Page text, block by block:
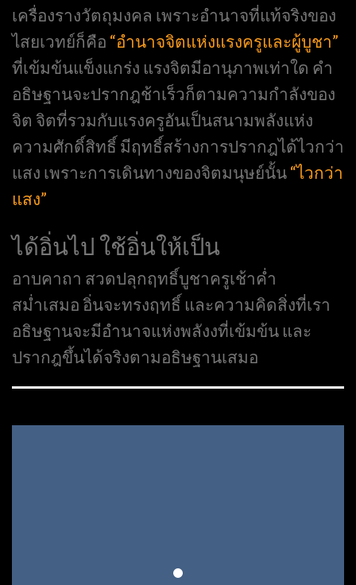
เครื่องรางวัตถุมงคล เพราะอำนาจที่แท้จริงของ
ไสยเวทย์ก็คือ “อำนาจจิตแห่งแรงครูและผู้บูชา”
ที่เข้มข้นแข็งแกร่ง แรงจิตมีอานุภาพเท่าใด คำ
อธิษฐานจะปรากฎช้าเร็วก็ตามความกำลังของ
จิต จิตที่รวมกับแรงครูอันเป็นสนามพลังแห่ง
ความศักดิ์สิทธิ์ มีฤทธิ์สร้างการปรากฎได้ไวกว่า
แสง เพราะการเดินทางของจิตมนุษย์นั้น “ไวกว่า
แสง”
ได้อิ่นไป ใช้อิ่นให้เป็น
อาบคาถา สวดปลุกฤทธิ์บูชาครูเช้าค่ำ
สม่ำเสมอ อิ่นจะทรงฤทธิ์ และความคิดสิ่งที่เรา
อธิษฐานจะมีอำนาจแห่งพลังงที่เข้มข้น และ
ปรากฎขึ้นได้จริงตามอธิษฐานเสมอ